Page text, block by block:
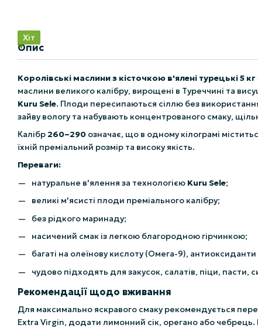
Хіт
Опис
Королівські маслини з кісточкою в'ялені турецькі 5
маслини великого калібру, вирощені в Туреччині та
Kuru Sele. Плоди пересипаються сіллю без
зайву вологу та набувають концентрованого смаку,
Калібр 260–290 означає, що в одному кілограмі
їхній преміальний розмір та високу якість.
Переваги:
натуральне в'ялення за технологією Kuru Sele;
великі м'ясисті плоди преміального калібру;
без рідкого маринаду;
насичений смак із легкою благородною гірчинкою;
багаті на олеїнову кислоту (Омега-9), антиоксиданти
чудово підходять для закусок, салатів, піци, пасти,
Рекомендації щодо вживання
Для максимально яскравого смаку рекомендується
Extra Virgin, додати лимонний сік, орегано або